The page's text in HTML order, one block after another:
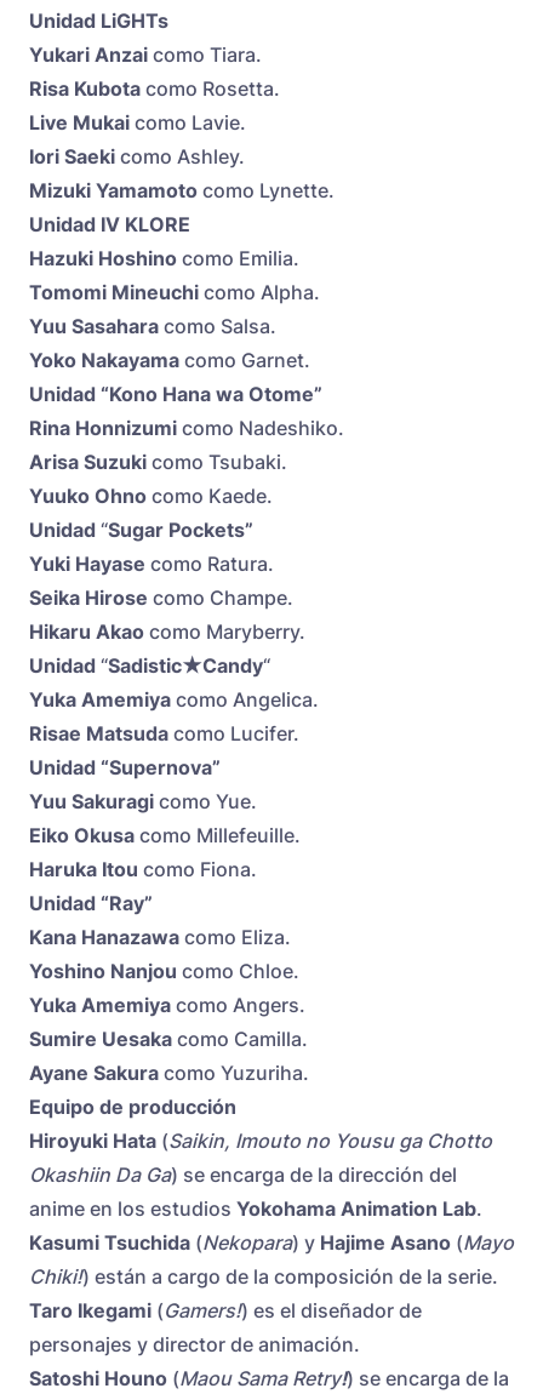
Unidad LiGHTs
Yukari Anzai como Tiara.
Risa Kubota como Rosetta.
Live Mukai como Lavie.
Iori Saeki como Ashley.
Mizuki Yamamoto como Lynette.
Unidad IV KLORE
Hazuki Hoshino como Emilia.
Tomomi Mineuchi como Alpha.
Yuu Sasahara como Salsa.
Yoko Nakayama como Garnet.
Unidad “Kono Hana wa Otome”
Rina Honnizumi como Nadeshiko.
Arisa Suzuki como Tsubaki.
Yuuko Ohno como Kaede.
Unidad “Sugar Pockets”
Yuki Hayase como Ratura.
Seika Hirose como Champe.
Hikaru Akao como Maryberry.
Unidad “Sadistic★Candy“
Yuka Amemiya como Angelica.
Risae Matsuda como Lucifer.
Unidad “Supernova”
Yuu Sakuragi como Yue.
Eiko Okusa como Millefeuille.
Haruka Itou como Fiona.
Unidad “Ray”
Kana Hanazawa como Eliza.
Yoshino Nanjou como Chloe.
Yuka Amemiya como Angers.
Sumire Uesaka como Camilla.
Ayane Sakura como Yuzuriha.
Equipo de producción
Hiroyuki Hata (Saikin, Imouto no Yousu ga Chotto
Okashiin Da Ga) se encarga de la dirección del
anime en los estudios Yokohama Animation Lab.
Kasumi Tsuchida (Nekopara) y Hajime Asano (Mayo
Chiki!) están a cargo de la composición de la serie.
Taro Ikegami (Gamers!) es el diseñador de
personajes y director de animación.
Satoshi Houno (Maou Sama Retry!) se encarga de la